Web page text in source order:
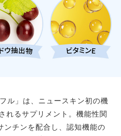
ル」は、ニュースキン初の機
れるサプリメント。機能性関
ンチンを配合し、認知機能の